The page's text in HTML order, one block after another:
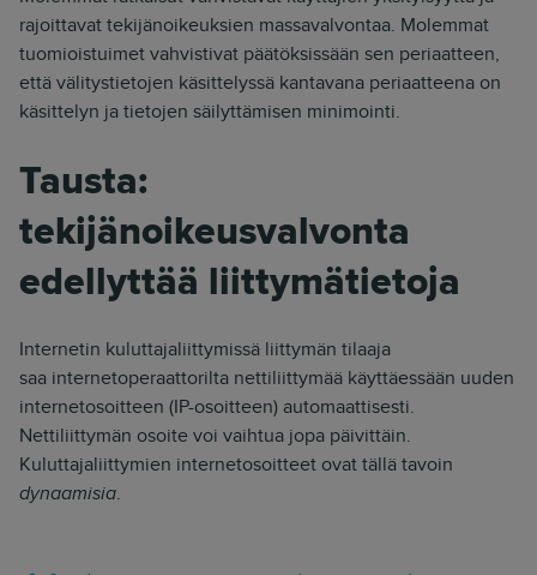
rajoittavat tekijänoikeuksien massavalvontaa. Molemmat
tuomioistuimet vahvistivat päätöksissään sen periaatteen,
että välitystietojen käsittelyssä kantavana periaatteena on
käsittelyn ja tietojen säilyttämisen minimointi.
Tausta:
tekijänoikeusvalvonta
edellyttää liittymätietoja
Internetin kuluttajaliittymissä liittymän tilaaja
saa internetoperaattorilta nettiliittymää käyttäessään uuden
internetosoitteen (IP-osoitteen) automaattisesti.
Nettiliittymän osoite voi vaihtua jopa päivittäin.
Kuluttajaliittymien internetosoitteet ovat tällä tavoin
dynaamisia.